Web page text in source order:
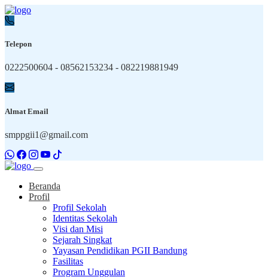
Telepon
0222500604 - 08562153234 - 082219881949
Almat Email
smppgii1@gmail.com
Beranda
Profil
Profil Sekolah
Identitas Sekolah
Visi dan Misi
Sejarah Singkat
Yayasan Pendidikan PGII Bandung
Fasilitas
Program Unggulan